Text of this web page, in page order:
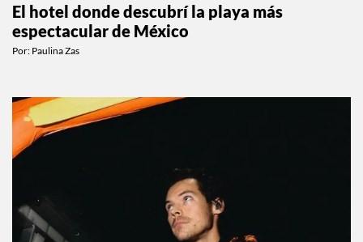
El hotel donde descubrí la playa más
espectacular de México
Por: Paulina Zas